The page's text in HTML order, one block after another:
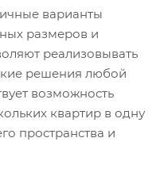
варианты
размеров и
реализовывать
решения любой
возможность
квартир в одну
пространства и